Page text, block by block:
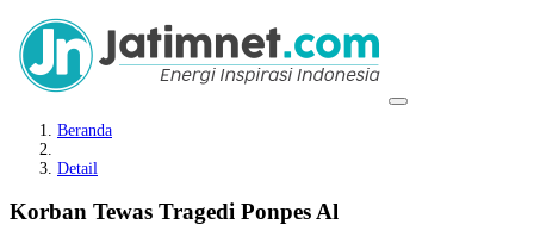
Beranda
Detail
Korban Tewas Tragedi Ponpes Al